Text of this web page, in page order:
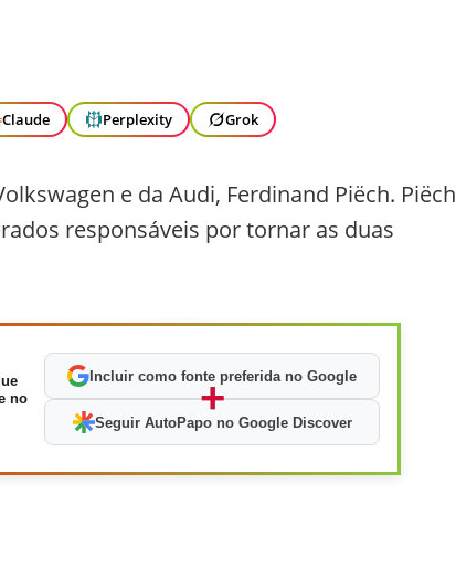
Claude Perplexity Grok
e da Audi, Ferdinand Piëch. Piëch
responsáveis por tornar as duas
no
Incluir como fonte preferida no Google
+
Seguir AutoPapo no Google Discover